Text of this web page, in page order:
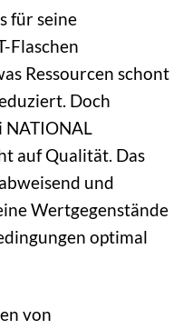
für seine
Flaschen
Ressourcen schont
Doch
NATIONAL
auf Qualität. Das
und
Wertgegenstände
optimal
von